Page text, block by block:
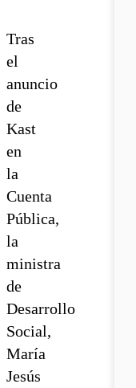
Tras
el
anuncio
de
Kast
en
la
Cuenta
Pública,
la
ministra
de
Desarrollo
Social,
María
Jesús